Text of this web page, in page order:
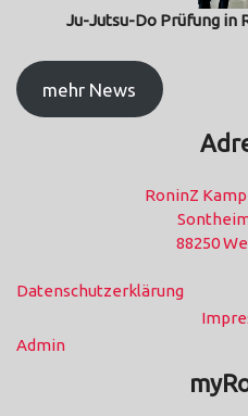
Ju-Jutsu-Do Prüfung in
mehr News
RoninZ
88250
Datenschutzerklärung
Admin